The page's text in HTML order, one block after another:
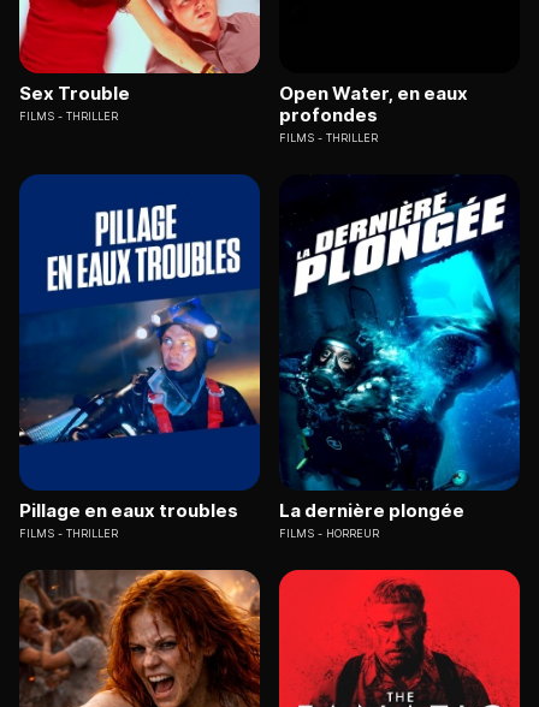
Sex Trouble
FILMS THRILLER
Open Water, en eaux
profondes
FILMS THRILLER
Pillage en eaux troubles
FILMS THRILLER
La dernière plongée
FILMS HORREUR